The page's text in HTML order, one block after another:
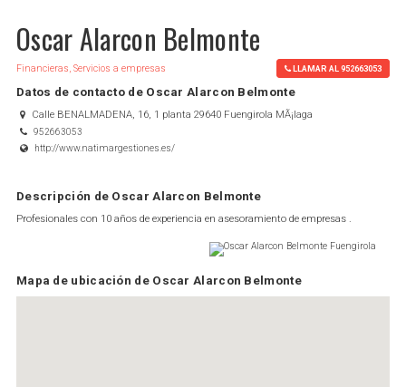
Oscar Alarcon Belmonte
Financieras, Servicios a empresas LLAMAR AL 952663053
Datos de contacto de Oscar Alarcon Belmonte
Calle BENALMADENA, 16, 1 planta 29640 Fuengirola MÃ¡laga
952663053
http://www.natimargestiones.es/
Descripción de Oscar Alarcon Belmonte
Profesionales con 10 años de experiencia en asesoramiento de empresas .
Mapa de ubicación de Oscar Alarcon Belmonte